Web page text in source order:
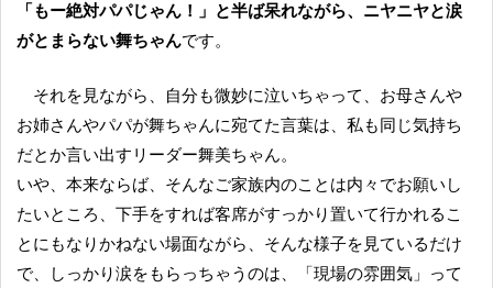
「もー絶対パパじゃん！」と半ば呆れながら、ニヤニヤと涙
がとまらない舞ちゃんです。
それを見ながら、自分も微妙に泣いちゃって、お母さんや
お姉さんやパパが舞ちゃんに宛てた言葉は、私も同じ気持ち
だとか言い出すリーダー舞美ちゃん。
いや、本来ならば、そんなご家族内のことは内々でお願いし
たいところ、下手をすれば客席がすっかり置いて行かれるこ
とにもなりかねない場面ながら、そんな様子を見ているだけ
で、しっかり涙をもらっちゃうのは、「現場の雰囲気」って